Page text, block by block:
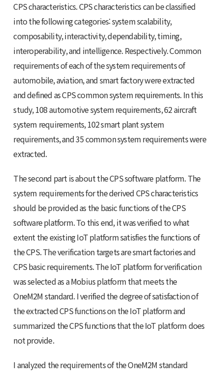
CPS characteristics. CPS characteristics can be classified
into the following categories: system scalability,
composability, interactivity, dependability, timing,
interoperability, and intelligence. Respectively. Common
requirements of each of the system requirements of
automobile, aviation, and smart factory were extracted
and defined as CPS common system requirements. In this
study, 108 automotive system requirements, 62 aircraft
system requirements, 102 smart plant system
requirements, and 35 common system requirements were
extracted.
The second part is about the CPS software platform. The
system requirements for the derived CPS characteristics
should be provided as the basic functions of the CPS
software platform. To this end, it was verified to what
extent the existing IoT platform satisfies the functions of
the CPS. The verification targets are smart factories and
CPS basic requirements. The IoT platform for verification
was selected as a Mobius platform that meets the
OneM2M standard. I verified the degree of satisfaction of
the extracted CPS functions on the IoT platform and
summarized the CPS functions that the IoT platform does
not provide.
I analyzed the requirements of the OneM2M standard